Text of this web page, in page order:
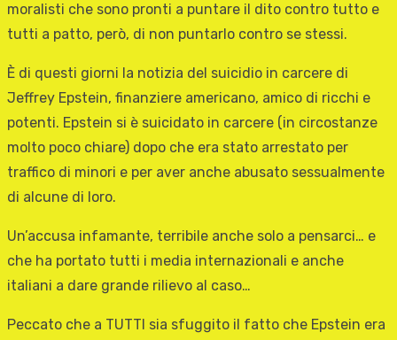
moralisti che sono pronti a puntare il dito contro tutto e
tutti a patto, però, di non puntarlo contro se stessi.
È di questi giorni la notizia del suicidio in carcere di
Jeffrey Epstein, finanziere americano, amico di ricchi e
potenti. Epstein si è suicidato in carcere (in circostanze
molto poco chiare) dopo che era stato arrestato per
traffico di minori e per aver anche abusato sessualmente
di alcune di loro.
Un’accusa infamante, terribile anche solo a pensarci… e
che ha portato tutti i media internazionali e anche
italiani a dare grande rilievo al caso…
Peccato che a TUTTI sia sfuggito il fatto che Epstein era